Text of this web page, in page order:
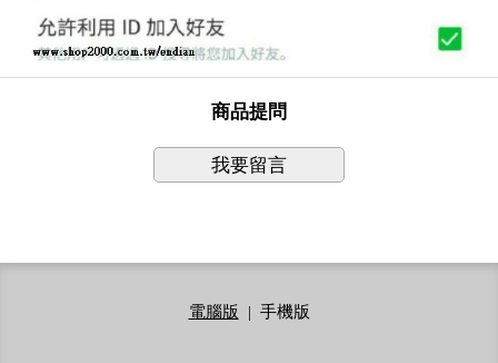
商品提問
我要留言
電腦版 | 手機版